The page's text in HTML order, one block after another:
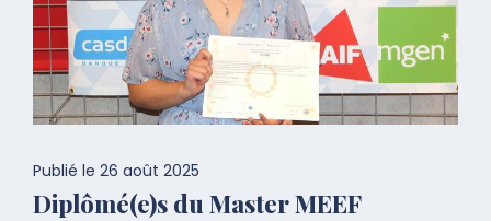
Publié le 26 août 2025
Diplômé(e)s du Master MEEF